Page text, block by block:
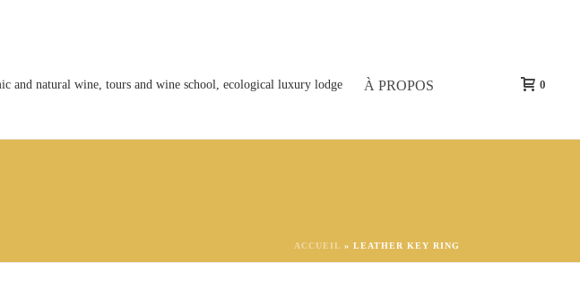
À PROPOS 0
ACCUEIL » LEATHER KEY RING